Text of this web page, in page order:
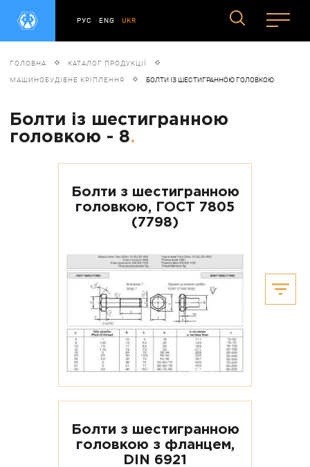
РУС ENG UKR
ГОЛОВНА КАТАЛОГ ПРОДУКЦІЇ
МАШИНОБУДІВНЕ КРІПЛЕННЯ БОЛТИ ІЗ ШЕСТИГРАННОЮ ГОЛОВКОЮ
Болти із шестигранною
головкою - 8.
Болти з шестигранною
головкою, ГОСТ 7805
(7798)
Болти з шестигранною
головкою з фланцем,
DIN 6921